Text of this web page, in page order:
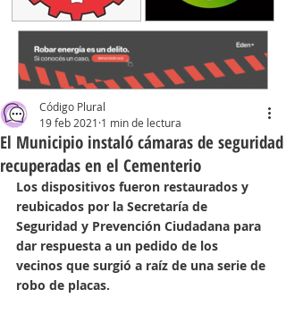
El Municipio instaló cámaras de seguridad
recuperadas en el Cementerio
Código Plural
19 feb 2021 1 min de lectura
Los dispositivos fueron restaurados y
reubicados por la Secretaría de
Seguridad y Prevención Ciudadana para
dar respuesta a un pedido de los
vecinos que surgió a raíz de una serie de
robo de placas.